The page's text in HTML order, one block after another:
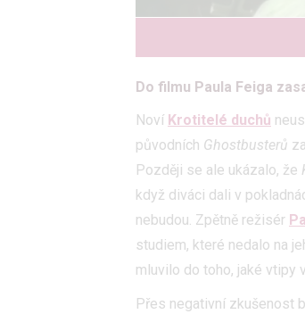
Do filmu Paula Feiga
Noví Krotitelé duchů
původních Ghostbusterů
Později se ale ukázalo, že
když diváci dali v
nebudou. Zpětně režisér
studiem, které nedalo na
mluvilo do toho, jaké vtipy
Přes negativní zkušenost